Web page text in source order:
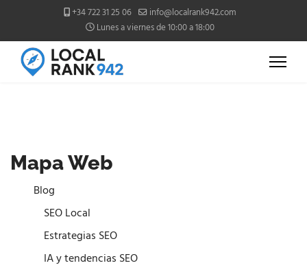
+34 722 31 25 06
info@localrank942.com
Lunes a viernes de 10:00 a 18:00
Mapa Web
Blog
SEO Local
Estrategias SEO
IA y tendencias SEO